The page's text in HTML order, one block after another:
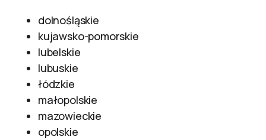
dolnośląskie
kujawsko-pomorskie
lubelskie
lubuskie
łódzkie
małopolskie
mazowieckie
opolskie